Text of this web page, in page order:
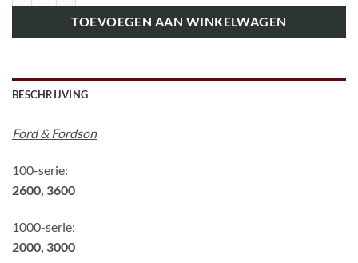
TOEVOEGEN AAN WINKELWAGEN
BESCHRIJVING
Ford & Fordson
100-serie:
2600, 3600
1000-serie:
2000, 3000